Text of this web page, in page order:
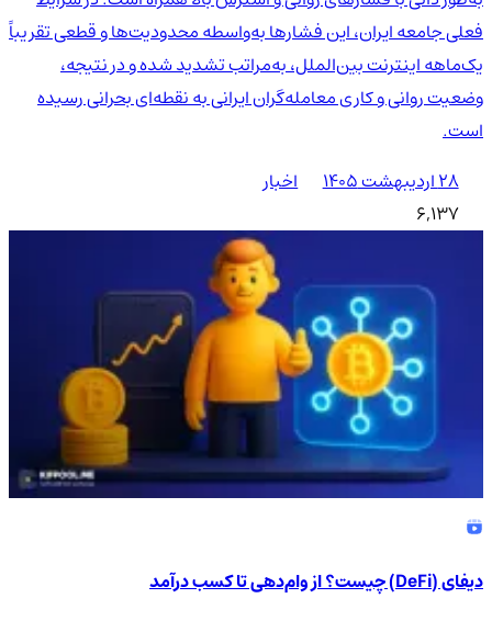
فعلی جامعه ایران، این فشارها به‌واسطه محدودیت‌ها و قطعی تقریباً
یک‌ماهه اینترنت بین‌الملل، به‌مراتب تشدید شده و در نتیجه،
وضعیت روانی و کاری معامله‌گران ایرانی به نقطه‌ای بحرانی رسیده
است.
۲۸ اردیبهشت ۱۴۰۵
اخبار
6,137
دیفای (DeFi) چیست؟ از وام‌دهی تا کسب درآمد